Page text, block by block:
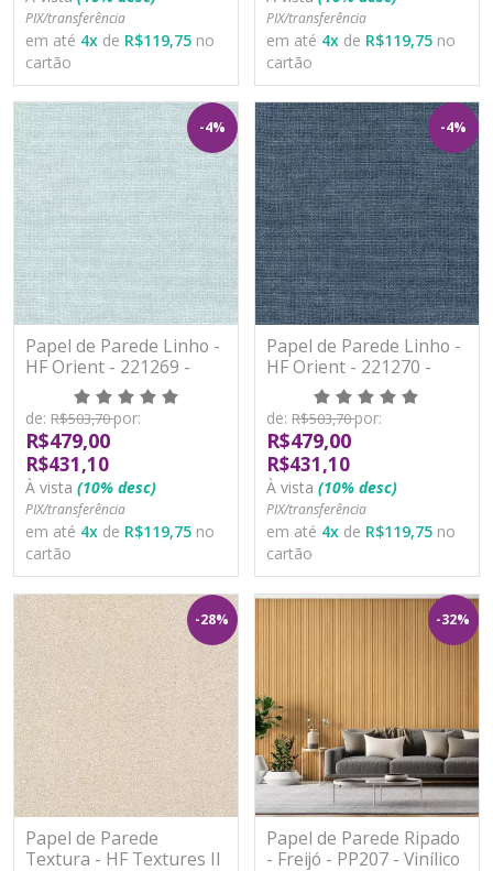
PIX/transferência
em até 4x de R$119,75 no
cartão
PIX/transferência
em até 4x de R$119,75 no
cartão
-4%
Papel de Parede Linho -
HF Orient - 221269 -
Vinílico - TNT
de: R$503,70por:
R$479,00
R$431,10
À vista (10% desc)
PIX/transferência
em até 4x de R$119,75 no
cartão
-4%
Papel de Parede Linho -
HF Orient - 221270 -
Vinílico - TNT
de: R$503,70por:
R$479,00
R$431,10
À vista (10% desc)
PIX/transferência
em até 4x de R$119,75 no
cartão
-28%
Papel de Parede
Textura - HF Textures II
-32%
Papel de Parede Ripado
- Freijó - PP207 - Vinílico